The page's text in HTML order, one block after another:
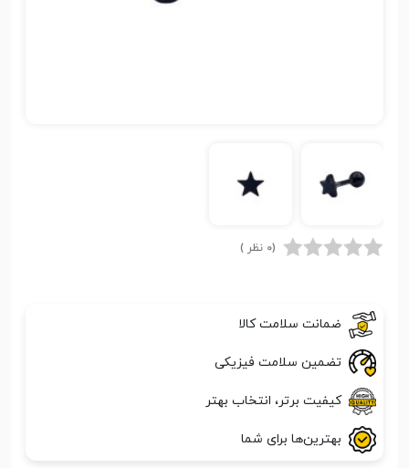
(0 نظر )
ضمانت سلامت کالا
تضمین سلامت فیزیکی
کیفیت برتر، انتخاب بهتر
بهترین‌ها برای شما